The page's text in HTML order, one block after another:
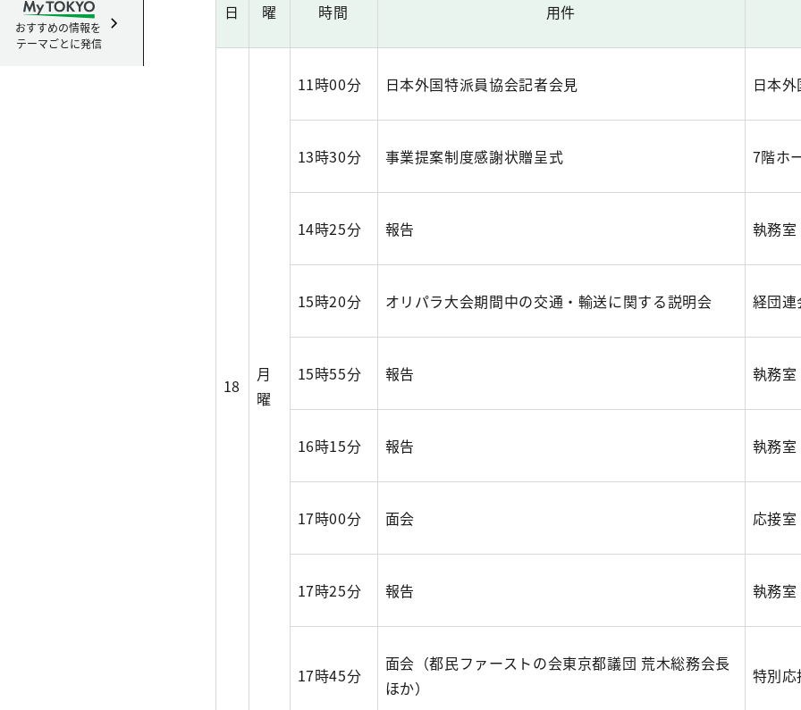
おすすめの情報を
テーマごとに発信
日 曜 時間 用件
18
月
曜
11時00分 日本外国特派員協会記者会見 日本
13時30分 事業提案制度感謝状贈呈式 7階ホ
14時25分 報告 執務室
15時20分 オリパラ大会期間中の交通・輸送に関する説明会 経団
15時55分 報告 執務室
16時15分 報告 執務室
17時00分 面会 応接室
17時25分 報告 執務室
17時45分
面会（都民ファーストの会東京都議団 荒木総務会長
ほか）
特別